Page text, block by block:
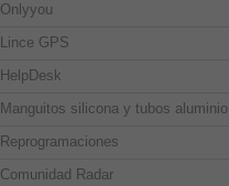
Onlyyou
Lince GPS
HelpDesk
Manguitos silicona y tubos aluminio
Reprogramaciones
Comunidad Radar